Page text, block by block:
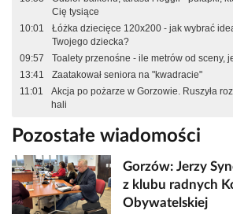
Cię tysiące
10:01
Łóżka dziecięce 120x200 - jak wybrać
Twojego dziecka?
09:57
Toalety przenośne - ile metrów od sceny,
13:41
Zaatakował seniora na "kwadracie"
11:01
Akcja po pożarze w Gorzowie. Ruszyła
hali
Pozostałe wiadomości
Gorzów: Jerzy
z klubu radnych
Obywatelskiej